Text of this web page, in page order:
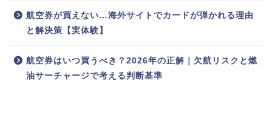
航空券が買えない…海外サイトでカードが弾かれる理由
と解決策【実体験】
航空券はいつ買うべき？2026年の正解｜欠航リスクと燃
油サーチャージで考える判断基準